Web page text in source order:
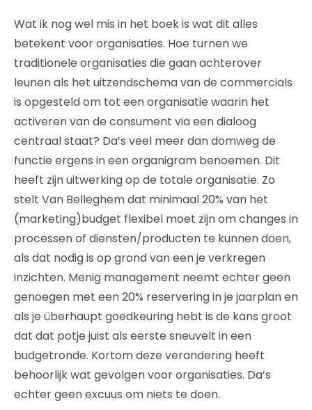
Wat ik nog wel mis in het boek is wat dit alles
betekent voor organisaties. Hoe turnen we
traditionele organisaties die gaan achterover
leunen als het uitzendschema van de commercials
is opgesteld om tot een organisatie waarin het
activeren van de consument via een dialoog
centraal staat? Da’s veel meer dan domweg de
functie ergens in een organigram benoemen. Dit
heeft zijn uitwerking op de totale organisatie. Zo
stelt Van Belleghem dat minimaal 20% van het
(marketing)budget flexibel moet zijn om changes in
processen of diensten/producten te kunnen doen,
als dat nodig is op grond van een je verkregen
inzichten. Menig management neemt echter geen
genoegen met een 20% reservering in je jaarplan en
als je überhaupt goedkeuring hebt is de kans groot
dat dat potje juist als eerste sneuvelt in een
budgetronde. Kortom deze verandering heeft
behoorlijk wat gevolgen voor organisaties. Da’s
echter geen excuus om niets te doen.